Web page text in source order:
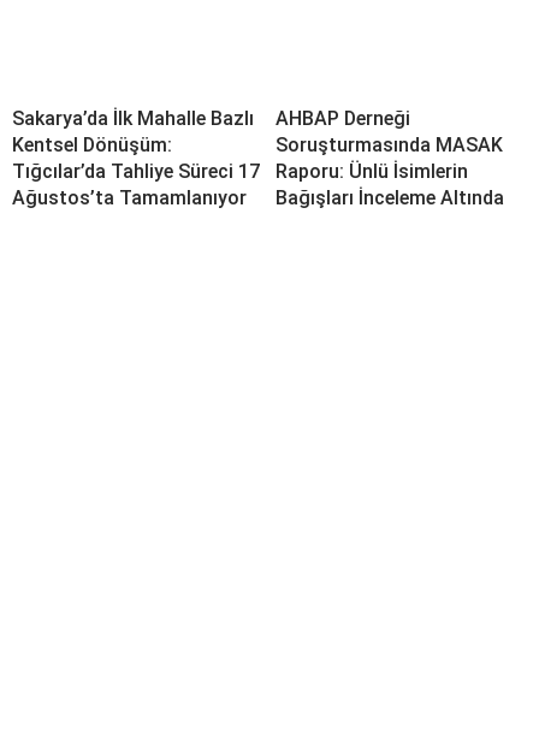
Sakarya’da İlk Mahalle Bazlı
Kentsel Dönüşüm:
Tığcılar’da Tahliye Süreci 17
Ağustos’ta Tamamlanıyor
AHBAP Derneği
Soruşturmasında MASAK
Raporu: Ünlü İsimlerin
Bağışları İnceleme Altında